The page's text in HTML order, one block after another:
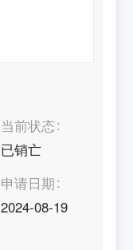
当前状态
已销亡
申请日期
2024-08-19